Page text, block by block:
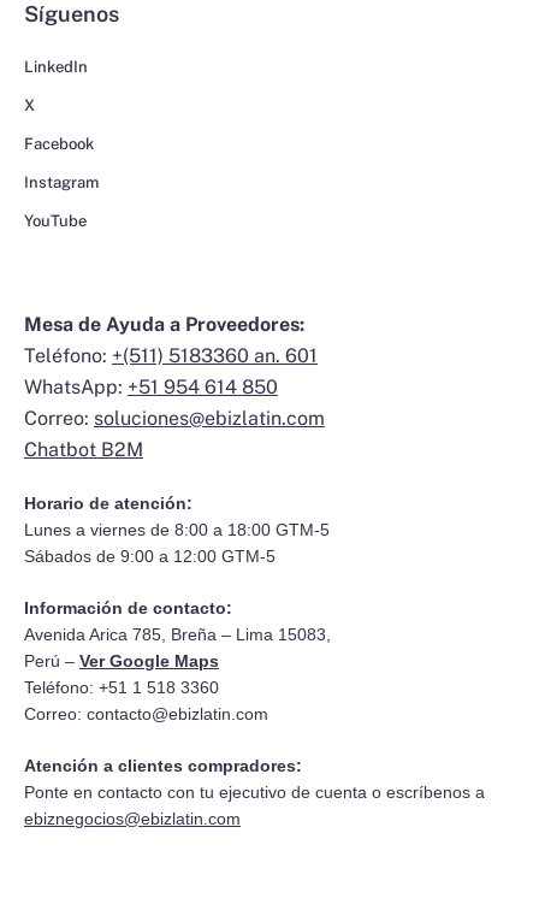
Síguenos
LinkedIn
X
Facebook
Instagram
YouTube
Mesa de Ayuda a Proveedores:
Teléfono: +(511) 5183360 an. 601
WhatsApp: +51 954 614 850
Correo: soluciones@ebizlatin.com
Chatbot B2M
Horario de atención:
Lunes a viernes de 8:00 a 18:00 GTM-5
Sábados de 9:00 a 12:00 GTM-5
Información de contacto:
Avenida Arica 785, Breña – Lima 15083,
Perú – Ver Google Maps
Teléfono: +51 1 518 3360
Correo: contacto@ebizlatin.com
Atención a clientes compradores:
Ponte en contacto con tu ejecutivo de cuenta o escríbenos a
ebiznegocios@ebizlatin.com